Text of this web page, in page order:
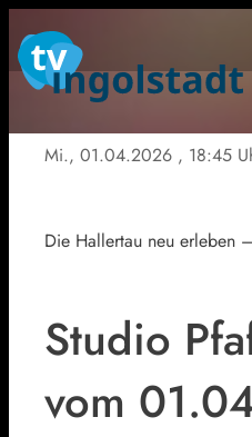
Mi., 01.04.2026 , 18:45
Die Hallertau neu erleben
Studio
vom